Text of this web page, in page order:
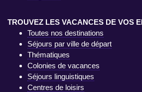
TROUVEZ LES VACANCES DE VOS
Toutes nos destinations
Séjours par ville de départ
Thématiques
Colonies de vacances
Séjours linguistiques
Centres de loisirs